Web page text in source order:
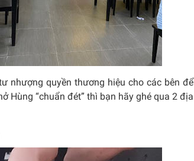
nhượng quyền thương hiệu cho các bên để
Hùng “chuẩn đét” thì bạn hãy ghé qua 2 địa